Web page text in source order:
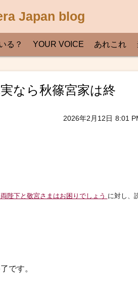
Japan blog
る？ YOUR VOICE あれこれ
なら秋篠宮家は終
2026年2月12日 8:01
陛下と敬宮さまはお困りでしょう に対し、
です。